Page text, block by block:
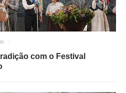
com o Festival